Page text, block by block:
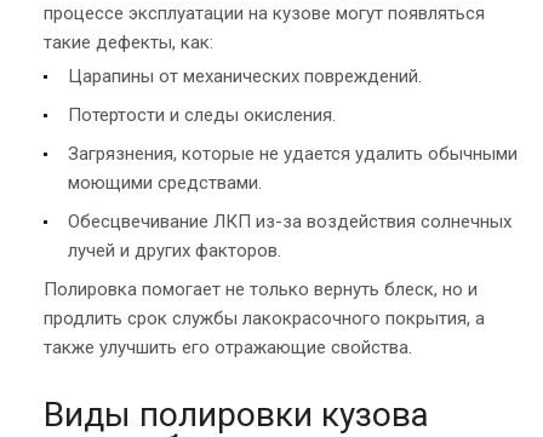
процессе эксплуатации на кузове могут появляться
такие дефекты, как:
Царапины от механических повреждений.
Потертости и следы окисления.
Загрязнения, которые не удается удалить обычными
моющими средствами.
Обесцвечивание ЛКП из-за воздействия солнечных
лучей и других факторов.
Полировка помогает не только вернуть блеск, но и
продлить срок службы лакокрасочного покрытия, а
также улучшить его отражающие свойства.
Виды полировки кузова